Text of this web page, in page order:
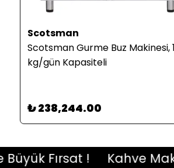
Scotsman
Scotsman Gurme Buz Makinesi,
kg/gün Kapasiteli
₺ 238,244.00
Fırsat ! Kahve